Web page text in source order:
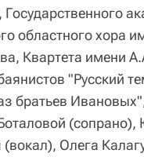
областного хора
Квартета имени
"Русский
братьев
(сопрано),
Олега